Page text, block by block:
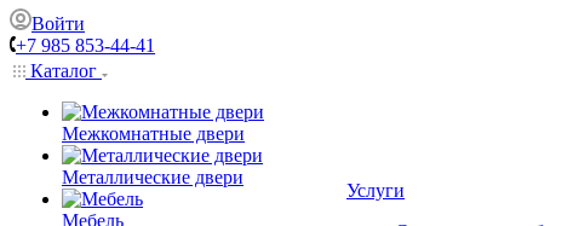
Войти
+7 985 853-44-41
Каталог
Межкомнатные двери
Металлические двери
Мебель
Услуги